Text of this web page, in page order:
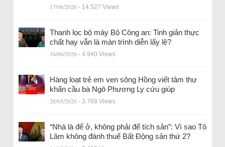
17/06/2026 - 14.527 Views
Thanh lọc bộ máy Bộ Công an: Tinh giản thực
chất hay vẫn là màn trình diễn lấy lệ?
16/06/2026 - 4.940 Views
Hàng loạt trẻ em ven sông Hồng viết tâm thư
khẩn cầu bà Ngô Phương Ly cứu giúp
28/05/2026 - 3.768 Views
“Nhà là để ở, không phải để tích sản”: Vì sao Tô
Lâm không đánh thuế Bất Động sản thứ 2?